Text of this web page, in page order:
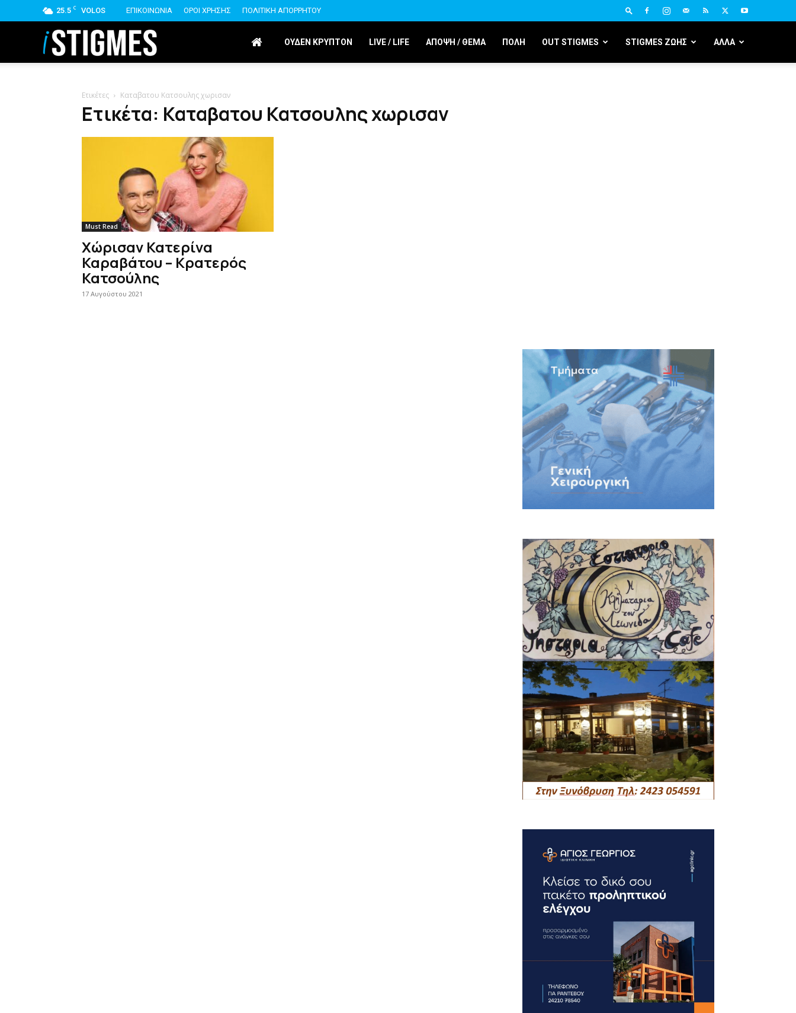
25.5 C VOLOS ΕΠΙΚΟΙΝΩΝΙΑ ΟΡΟΙ ΧΡΗΣΗΣ ΠΟΛΙΤΙΚΗ ΑΠΟΡΡΗΤΟΥ
istigmes ΟΥΔΕΝ ΚΡΥΠΤΟΝ LIVE / LIFE ΑΠΟΨΗ / ΘΕΜΑ ΠΟΛΗ OUT STIGMES STIGMES ΖΩΗΣ ΑΛΛΑ
Ετικέτες Καταβατου Κατσουλης χωρισαν
Ετικέτα: Καταβατου Κατσουλης χωρισαν
Must Read
Χώρισαν Κατερίνα
Καραβάτου – Κρατερός
Κατσούλης
17 Αυγούστου 2021